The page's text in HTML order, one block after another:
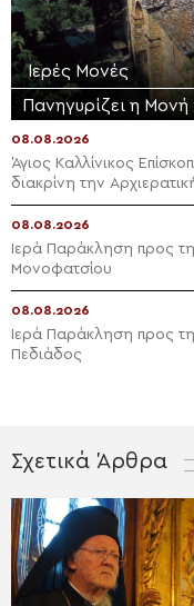
Ιερές Μονές
Πανηγυρίζει η Μονή
08.08.2026
Άγιος Καλλίνικος
διακρίνη την
08.08.2026
Ιερά Παράκληση προς
Μονοφατσίου
08.08.2026
Ιερά Παράκληση προς
Πεδιάδος
Σχετικά Άρθρα